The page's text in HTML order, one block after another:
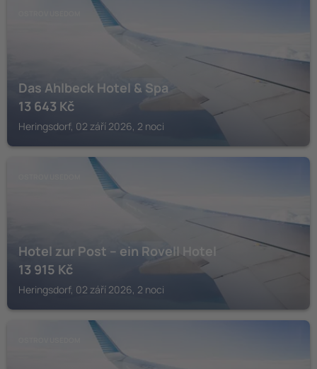
Das Ahlbeck Hotel & Spa
13 643 Kč
Heringsdorf, 02 září 2026, 2 noci
Hotel zur Post – ein Rovell Hotel
13 915 Kč
Heringsdorf, 02 září 2026, 2 noci